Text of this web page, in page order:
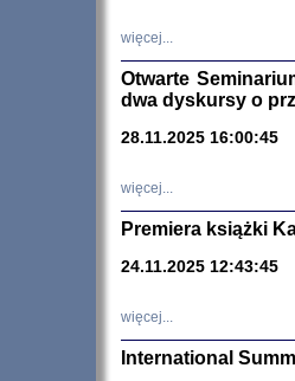
więcej...
Otwarte
dwa dyskursy o
28.11.2025 16:00:45
więcej...
Premiera książki
24.11.2025 12:43:45
więcej...
International